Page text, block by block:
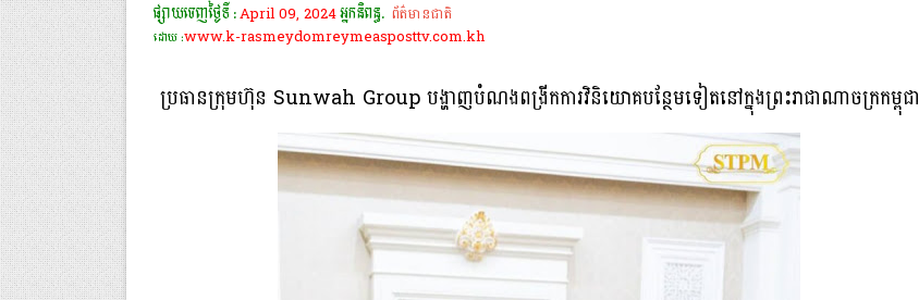
ផ្សាយចេញថ្ងៃទី :April 09, 2024អ្នកនិពន្ធ. ព័ត៌មានជាតិ
ដោយ :www.k-rasmeydomreymeasposttv.com.kh
ប្រធានក្រុមហ៊ុន Sunwah Group បង្ហាញបំណងពង្រីកការវិនិយោគ​បន្ថែមទៀត​នៅក្នុង​ព្រះរាជាណាចក្រកម្ពុជា